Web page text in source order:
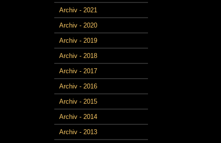
Archiv - 2021
Archiv - 2020
Archiv - 2019
Archiv - 2018
Archiv - 2017
Archiv - 2016
Archiv - 2015
Archiv - 2014
Archiv - 2013